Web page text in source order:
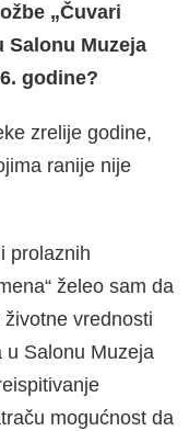
„Čuvari
Salonu Muzeja
godine?
zrelije godine,
ranije nije
prolaznih
želeo sam da
vrednosti
u Salonu Muzeja
mogućnost da